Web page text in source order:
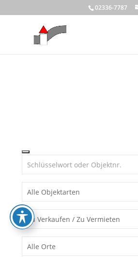
02336-7787